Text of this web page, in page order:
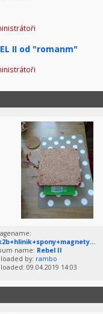
II od "romanm"
name: Rebel II
by: rambo
09.04.2019 14:03